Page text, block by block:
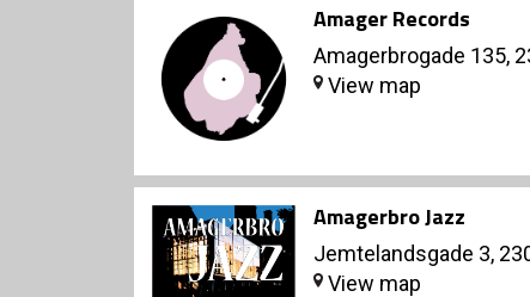
Amager Records
Amagerbrogade 135,
View map
Amagerbro Jazz
Jemtelandsgade 3,
View map